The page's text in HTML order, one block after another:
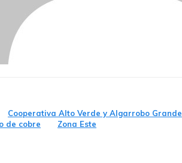
Cooperativa Alto Verde y Algarrobo Grande
de cobre
Zona Este